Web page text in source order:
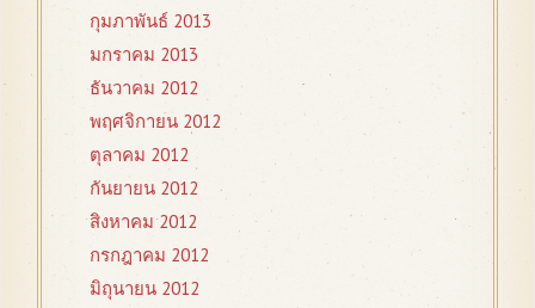
กุมภาพันธ์ 2013
มกราคม 2013
ธันวาคม 2012
พฤศจิกายน 2012
ตุลาคม 2012
กันยายน 2012
สิงหาคม 2012
กรกฎาคม 2012
มิถุนายน 2012